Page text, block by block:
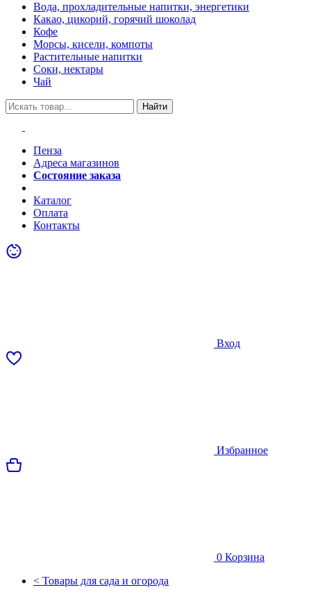
Вода, прохладительные напитки, энергетики
Какао, цикорий, горячий шоколад
Кофе
Морсы, кисели, компоты
Растительные напитки
Соки, нектары
Чай
Найти
Пенза
Адреса магазинов
Состояние заказа
Каталог
Оплата
Контакты
Вход
Избранное
0 Корзина
< Товары для сада и огорода